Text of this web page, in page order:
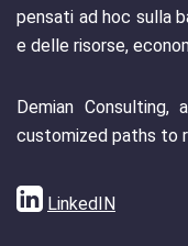
pensati ad hoc sulla
e delle risorse,
Demian
customized paths to
LinkedIN